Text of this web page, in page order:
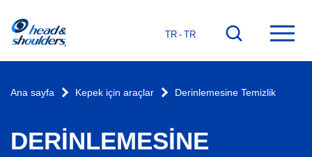
TR - TR
Aramaya
Ana sayfa Kepek için araçlar Derinlemesine Temizlik
DERINLEMESINE